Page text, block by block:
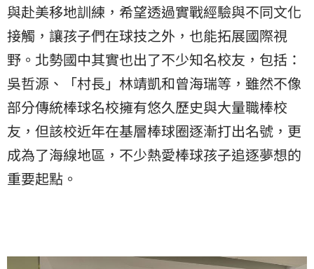
與赴美移地訓練，希望透過實戰經驗與不同文化
接觸，讓孩子們在球技之外，也能拓展國際視
野。北勢國中其實也出了不少知名校友，包括：
吳哲源、「村長」林靖凱和曾海瑞等，雖然不像
部分傳統棒球名校擁有悠久歷史與大量職棒校
友，但該校近年在基層棒球圈逐漸打出名號，更
成為了海線地區，不少熱愛棒球孩子追逐夢想的
重要起點。